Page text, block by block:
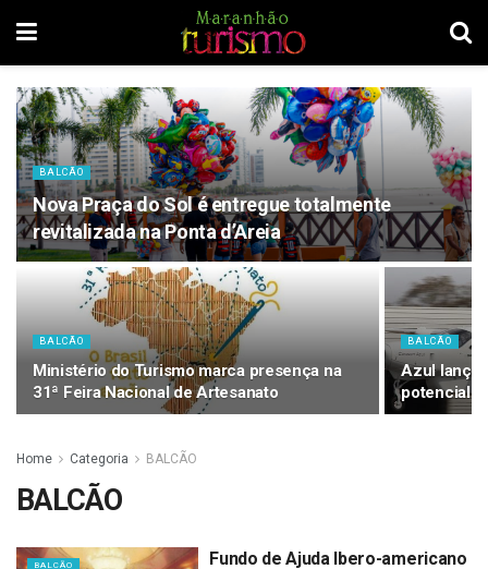
BALCÃO
Nova Praça do Sol é entregue totalmente
revitalizada na Ponta d’Areia
BALCÃO
Ministério do Turismo marca presença na
31ª Feira Nacional de Artesanato
BALCÃO
Azul lança
Home Categoria BALCÃO
BALCÃO
BALCÃO
Fundo de Ajuda Ibero-americano